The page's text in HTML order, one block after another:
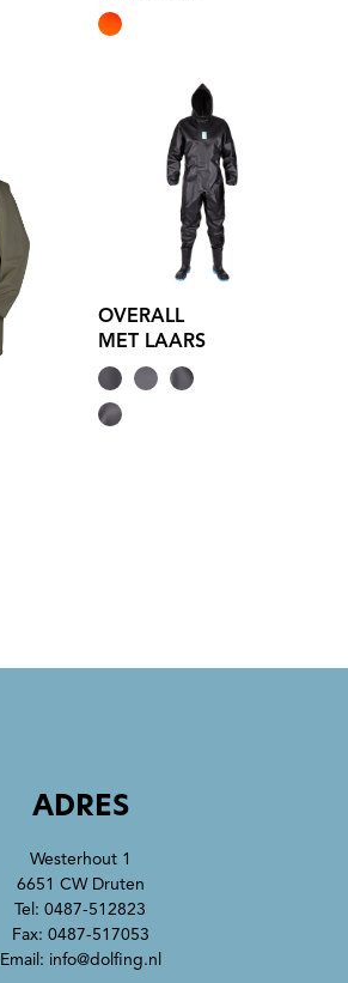
OVERALL
MET LAARS
ADRES
Westerhout 1
6651 CW Druten
Tel: 0487-512823
Fax: 0487-517053
Email: info@dolfing.nl